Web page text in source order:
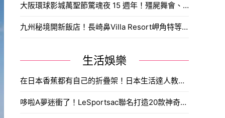
大阪環球影城萬聖節驚魂夜 15 週年！殭屍舞會、貞子詛咒、鏈鋸人9/10開跑。
九州秘境開新飯店！長崎鼻Villa Resort岬角特等席、滿天星空、一開窗就是向日葵花海，開幕限定8折只到9月底。
生活娛樂
在日本香蕉都有自己的折疊架！日本生活達人教你多一步驟多放一星期。
哆啦A夢迷衝了！LeSportsac聯名打造20款神奇道具包，時光機透明包與東京表参道快閃店搶先看。